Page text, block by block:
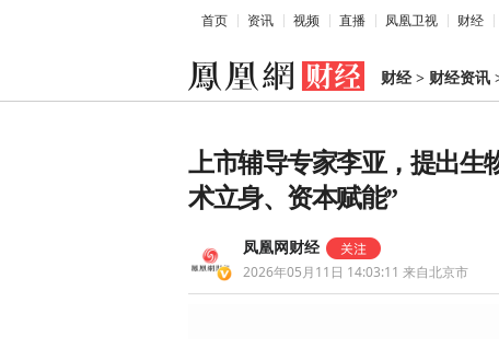
首页 资讯 视频 直播 凤凰卫视 财经
财经> 财经资讯
上市辅导专家李亚，提出生
术立身、资本赋能”
凤凰网财经
2026年05月11日 14:03:11 来自北京市